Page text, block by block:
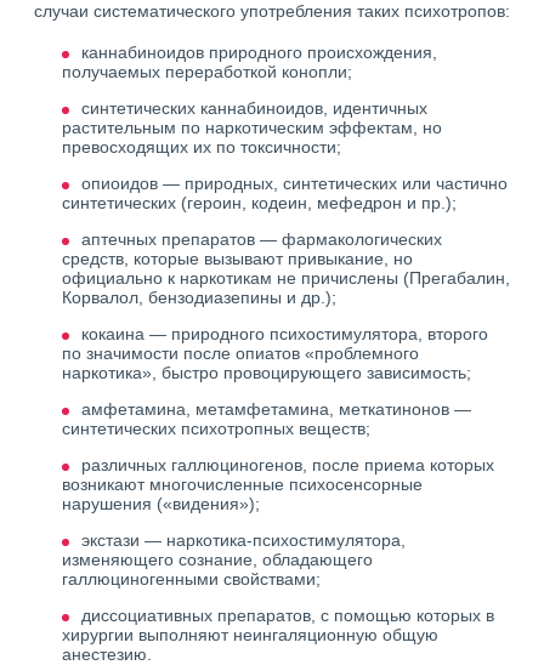
случаи систематического употребления таких психотропов:
каннабиноидов природного происхождения,
получаемых переработкой конопли;
синтетических каннабиноидов, идентичных
растительным по наркотическим эффектам, но
превосходящих их по токсичности;
опиоидов — природных, синтетических или частично
синтетических (героин, кодеин, мефедрон и пр.);
аптечных препаратов — фармакологических
средств, которые вызывают привыкание, но
официально к наркотикам не причислены (Прегабалин,
Корвалол, бензодиазепины и др.);
кокаина — природного психостимулятора, второго
по значимости после опиатов «проблемного
наркотика», быстро провоцирующего зависимость;
амфетамина, метамфетамина, меткатинонов —
синтетических психотропных веществ;
различных галлюциногенов, после приема которых
возникают многочисленные психосенсорные
нарушения («видения»);
экстази — наркотика-психостимулятора,
изменяющего сознание, обладающего
галлюциногенными свойствами;
диссоциативных препаратов, с помощью которых в
хирургии выполняют неингаляционную общую
анестезию.